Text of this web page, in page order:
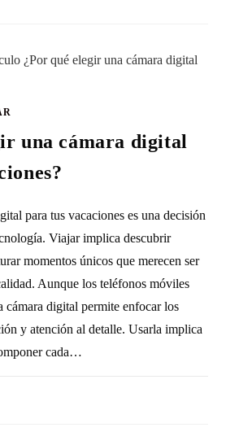
una cámara digital
para tus vacaciones es una decisión
Viajar implica descubrir
momentos únicos que merecen ser
Aunque los teléfonos móviles
cámara digital permite enfocar los
y atención al detalle. Usarla implica
cada…